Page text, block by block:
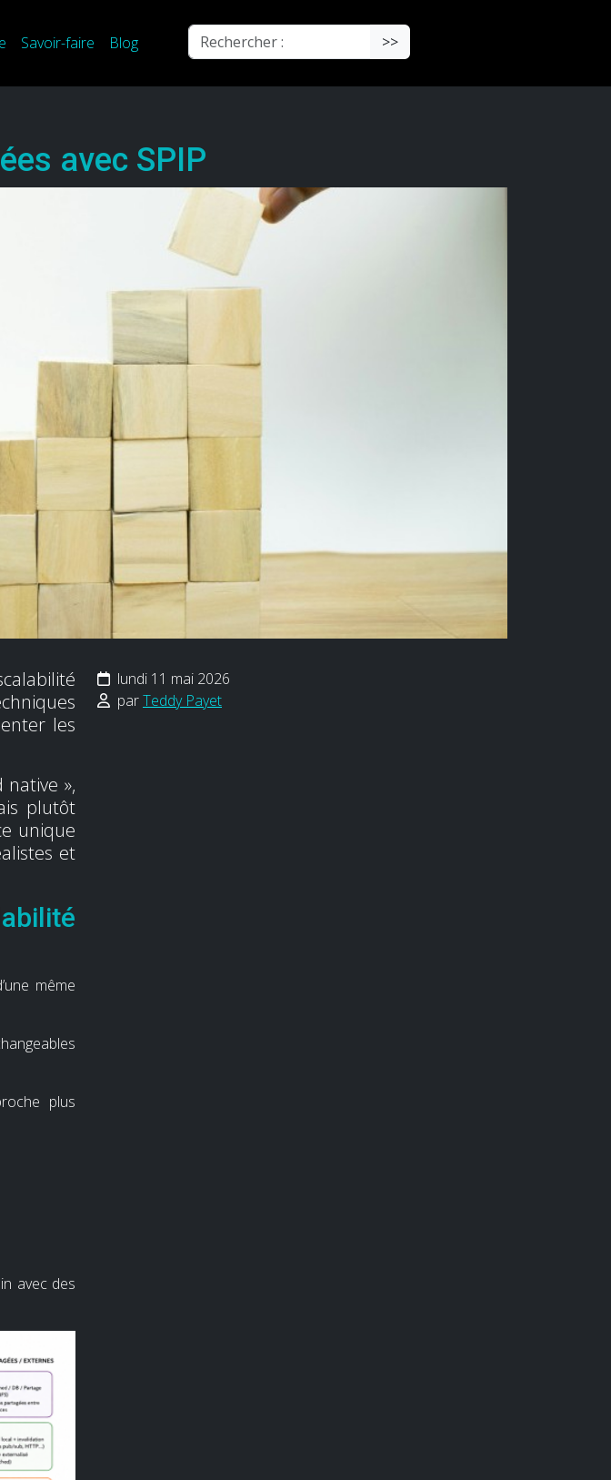
Savoir-faire Blog Rechercher : >>
avec SPIP
les
native »,
plutôt
unique
et
même
plus
avec des
lundi 11 mai 2026
parTeddy Payet